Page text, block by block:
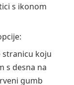
s ikonom
stranicu koju
s desna na
gumb